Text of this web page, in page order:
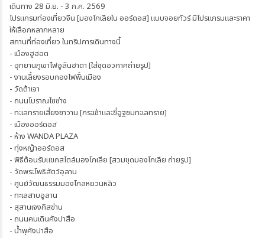
เดินทาง 28 มิ.ย. - 3 ก.ค. 2569
โปรแกรมท่องเที่ยวจีน [มองโกเลียใน ออร์ดอส] แบบจอยทัวร์ มีโปรแกรมและราคา
ให้เลือกหลากหลาย
สถานที่ท่องเที่ยว ในทริปการเดินทางนี้
- เมืองฮูฮอต
- อุทยานภูเขาไฟอูลันฮาตา [ใส่ชุดอวกาศถ่ายรูป]
- งานเลี้ยงรอบกองไฟพื้นเมือง
- วัดต้าเจา
- ถนนโบราณไซซ่าง
- ทะเลทรายเสี่ยงซาวาน [กระเช้าและขี่อูฐชมทะเลทราย]
- เมืองออร์ดอส
- ห้าง WANDA PLAZA
- ทุ่งหญ้าออร์ดอส
- พิธีต้อนรับแขกสไตล์มองโกเลีย [สวมชุดมองโกเลีย ถ่ายรูป]
- วัดพระโพธิสัตว์อุลาน
- ศูนย์วัฒนธรรมมองโกลหยวนหลิว
- ทะเลสาบอูลาน
- สุสานเจงกิสข่าน
- ถนนคนเดินคังปาสือ
- น้ำพุคังปาสือ